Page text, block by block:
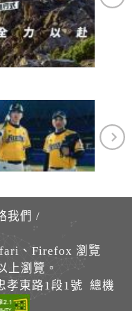
我們 /
、Firefox 瀏覽
上瀏覽。
孝東路1段1號 總機